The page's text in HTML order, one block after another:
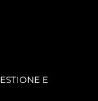
E